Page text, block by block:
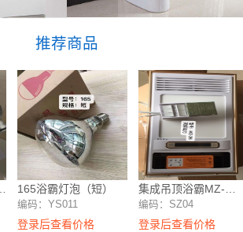
推荐商品
165浴霸灯泡（短）
编码：YS011
登录后查看价格
集成吊顶浴霸MZ-
26（全铁）
编码：SZ04
登录后查看价格